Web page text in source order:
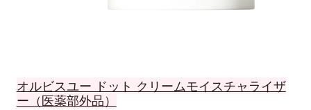
オルビスユー ドット クリームモイスチャライザ
ー（医薬部外品）